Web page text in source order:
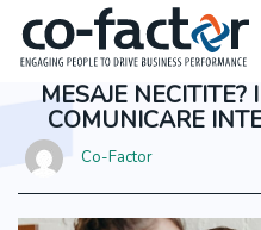
MESAJE
COMUNICARE
Co-Factor